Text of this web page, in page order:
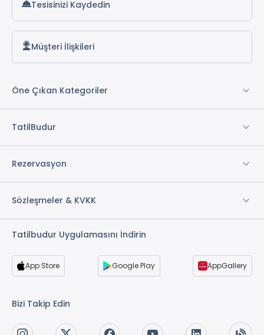
Tesisinizi Kaydedin
Müşteri İlişkileri
Öne Çıkan Kategoriler
TatilBudur
Rezervasyon
Sözleşmeler & KVKK
Tatilbudur Uygulamasını İndirin
App Store Google Play AppGallery
Bizi Takip Edin